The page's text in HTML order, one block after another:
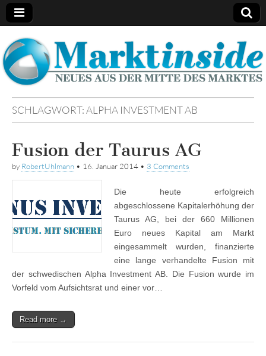
Marktinside
SCHLAGWORT:ALPHA INVESTMENT AB
Fusion der Taurus AG
by RobertUhlmann • 16. Januar 2014 • 3 Comments
Die heute erfolgreich
abgeschlossene Kapitalerhöhung der
Taurus AG, bei der 660 Millionen
Euro neues Kapital am Markt
eingesammelt wurden, finanzierte
eine lange verhandelte Fusion mit
der schwedischen Alpha Investment AB. Die Fusion wurde im
Vorfeld vom Aufsichtsrat und einer vor…
Read more →